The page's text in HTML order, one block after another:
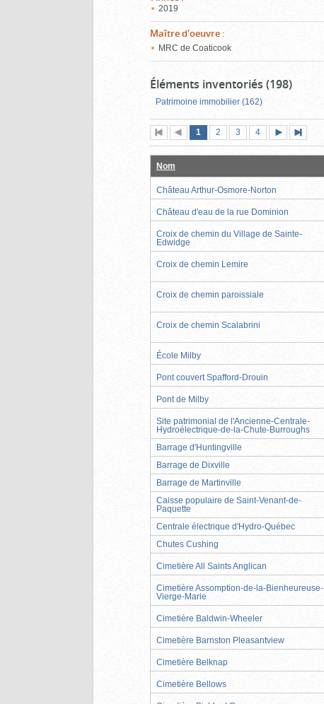
2019
Maître d'oeuvre :
MRC de Coaticook
Éléments inventoriés (198)
Patrimoine immobilier (162)
Première
page
Page
précédente
Page
1 (page
actuelle)
Page
2 Page
3 Page
4
suivante
page
Nom
Château Arthur-Osmore-Norton
Château d'eau de la rue Dominion
Croix de chemin du Village de Sainte-
Edwidge
Croix de chemin Lemire
Croix de chemin paroissiale
Croix de chemin Scalabrini
École Milby
Pont couvert Spafford-Drouin
Pont de Milby
Site patrimonial de l'Ancienne-Centrale-
Hydroélectrique-de-la-Chute-Burroughs
Barrage d'Huntingville
Barrage de Dixville
Barrage de Martinville
Caisse populaire de Saint-Venant-de-
Paquette
Centrale électrique d'Hydro-Québec
Chutes Cushing
Cimetière All Saints Anglican
Cimetière Assomption-de-la-Bienheureuse-
Vierge-Marie
Cimetière Baldwin-Wheeler
Cimetière Barnston Pleasantview
Cimetière Belknap
Cimetière Bellows